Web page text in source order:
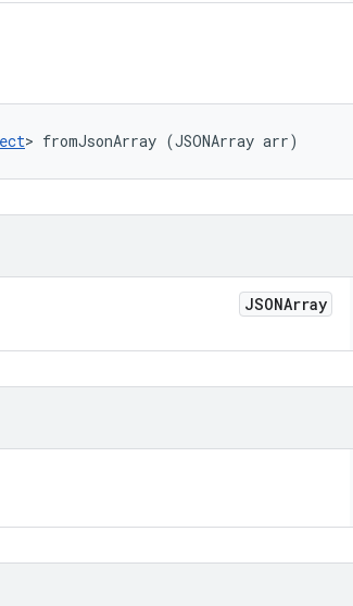
> fromJsonArray (JSONArray arr)
JSONArray